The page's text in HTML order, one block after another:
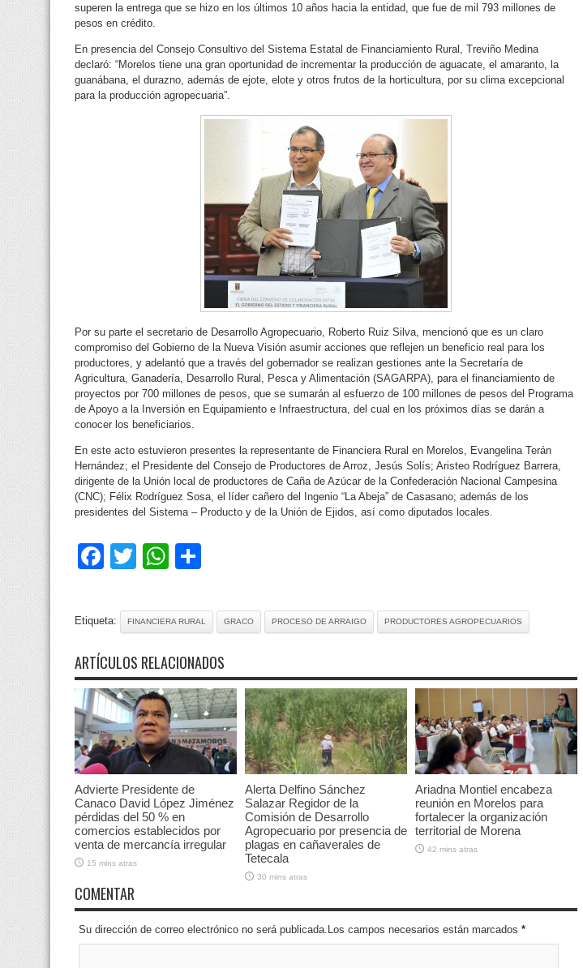
superen la entrega que se hizo en los últimos 10 años hacia la entidad, que fue de mil 793 millones de
pesos en crédito.
En presencia del Consejo Consultivo del Sistema Estatal de Financiamiento Rural, Treviño Medina
declaró: “Morelos tiene una gran oportunidad de incrementar la producción de aguacate, el amaranto, la
guanábana, el durazno, además de ejote, elote y otros frutos de la horticultura, por su clima excepcional
para la producción agropecuaria”.
Por su parte el secretario de Desarrollo Agropecuario, Roberto Ruiz Silva, mencionó que es un claro
compromiso del Gobierno de la Nueva Visión asumir acciones que reflejen un beneficio real para los
productores, y adelantó que a través del gobernador se realizan gestiones ante la Secretaría de
Agricultura, Ganadería, Desarrollo Rural, Pesca y Alimentación (SAGARPA), para el financiamiento de
proyectos por 700 millones de pesos, que se sumarán al esfuerzo de 100 millones de pesos del Programa
de Apoyo a la Inversión en Equipamiento e Infraestructura, del cual en los próximos días se darán a
conocer los beneficiarios.
En este acto estuvieron presentes la representante de Financiera Rural en Morelos, Evangelina Terán
Hernández; el Presidente del Consejo de Productores de Arroz, Jesús Solís; Aristeo Rodríguez Barrera,
dirigente de la Unión local de productores de Caña de Azúcar de la Confederación Nacional Campesina
(CNC); Félix Rodríguez Sosa, el líder cañero del Ingenio “La Abeja” de Casasano; además de los
presidentes del Sistema – Producto y de la Unión de Ejidos, así como diputados locales.
Facebook
TwitterWhatsApp
Etiqueta: FINANCIERA RURAL GRACO PROCESO DE ARRAIGO PRODUCTORES AGROPECUARIOS
ARTÍCULOS RELACIONADOS
Advierte Presidente de
Canaco David López Jiménez
pérdidas del 50 % en
comercios establecidos por
venta de mercancía irregular
15 mins atras
Alerta Delfino Sánchez
Salazar Regidor de la
Comisión de Desarrollo
Agropecuario por presencia de
plagas en cañaverales de
Tetecala
30 mins atras
Ariadna Montiel encabeza
reunión en Morelos para
fortalecer la organización
territorial de Morena
42 mins atras
COMENTAR
Su dirección de correo electrónico no será publicada.Los campos necesarios están marcados *